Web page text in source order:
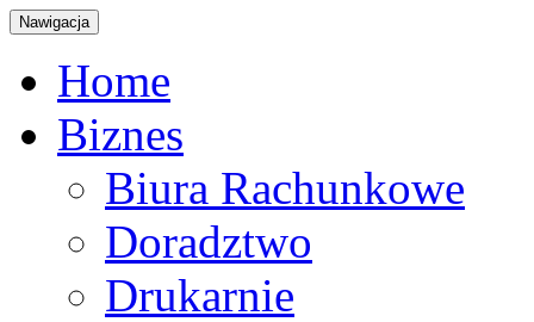
Nawigacja
Home
Biznes
Biura Rachunkowe
Doradztwo
Drukarnie